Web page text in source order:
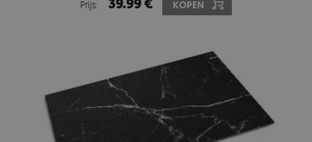
Prijs: 39.99 € KOPEN